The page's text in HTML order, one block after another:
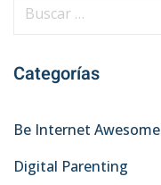
c
r
Categorías
Be Internet Awesome
Digital Parenting